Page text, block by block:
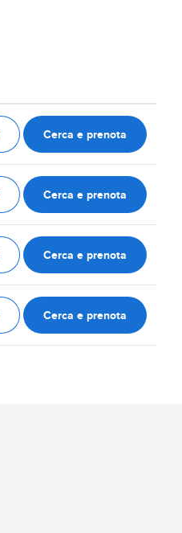
Cerca e prenota
Cerca e prenota
Cerca e prenota
Cerca e prenota